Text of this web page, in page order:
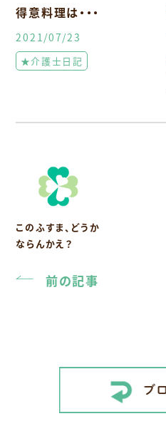
得意料理は・・・
2021/07/23
★介護士日記
このふすま、どうか
ならんかえ？
前の記事